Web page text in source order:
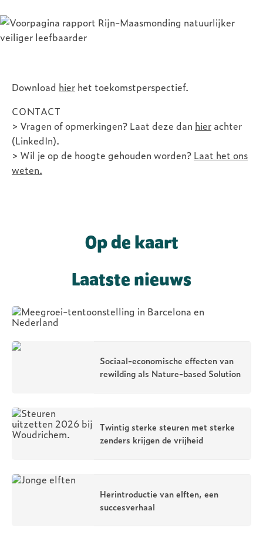
Image
Download hier het toekomstperspectief.
CONTACT
> Vragen of opmerkingen? Laat deze dan hier achter
(LinkedIn).
> Wil je op de hoogte gehouden worden? Laat het ons
weten.
Op de kaart
Laatste nieuws
Tentoonstelling in
Nederland
Sociaal-economische effecten van
rewilding als Nature-based Solution
Twintig sterke steuren met sterke
zenders krijgen de vrijheid
Herintroductie van elften, een
succesverhaal